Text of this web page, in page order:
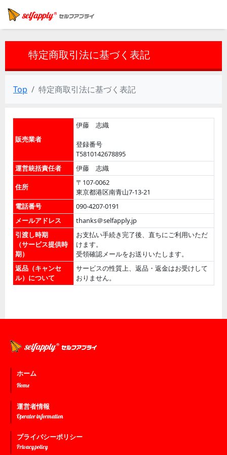
特定商取引法に基づく表記
Top 特定商取引法に基づく表記
販売業者
伊藤 志織
登録番号
T5810142678895
運営統括責任者
伊藤 志織
住所
〒107-0062
東京都港区南青山7-13-21
電話番号
090-4207-0191
メールアドレス
thanks＠selfapply.jp
引渡し時期
（サービス提供時
期）
お支払い手続き完了後、直ちにご利用いただ
けます。
受領確認メールをお送りいたします。
返品（キャンセ
ル）について
サービスの性質上、返品・返金はお受けして
おりません。
ホーム
Home
運営者情報
Operator information
プライバシーポリシー
Privacy policy